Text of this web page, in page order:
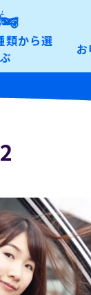
類から選
ぶ